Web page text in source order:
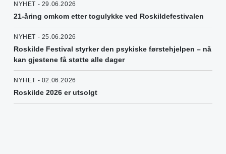
NYHET - 29.06.2026
21-åring omkom etter togulykke ved Roskildefestivalen
NYHET - 25.06.2026
Roskilde Festival styrker den psykiske førstehjelpen – nå
kan gjestene få støtte alle dager
NYHET - 02.06.2026
Roskilde 2026 er utsolgt